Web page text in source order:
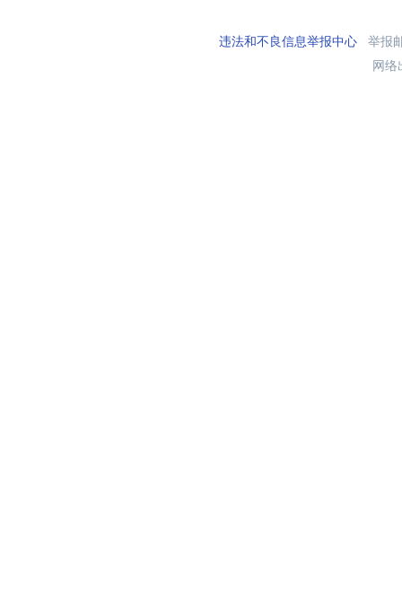
违法和不良信息举报中心举报
网